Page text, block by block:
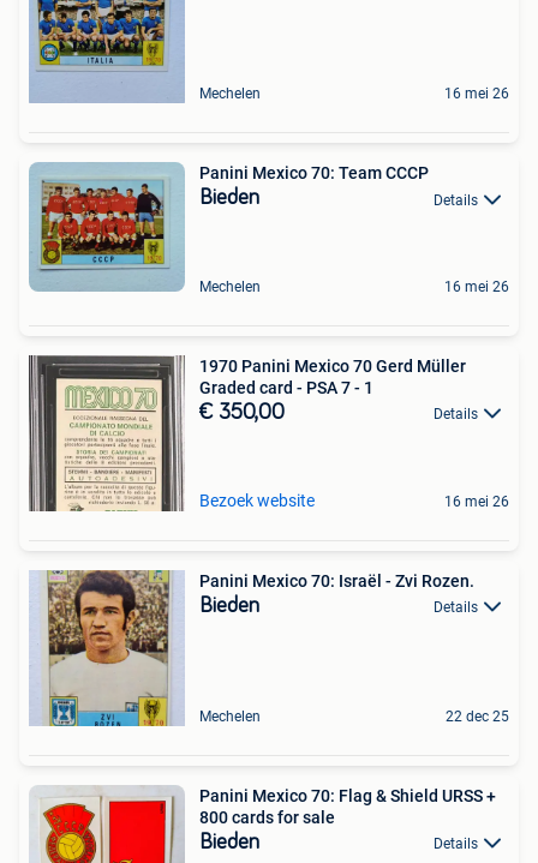
Mechelen 16 mei 26
Panini Mexico 70: Team CCCP
Bieden Details
Mechelen 16 mei 26
1970 Panini Mexico 70 Gerd Müller
Graded card - PSA 7 - 1
€ 350,00 Details
Bezoek website 16 mei 26
Panini Mexico 70: Israël - Zvi Rozen.
Bieden Details
Mechelen 22 dec 25
Panini Mexico 70: Flag & Shield URSS +
800 cards for sale
Bieden Details